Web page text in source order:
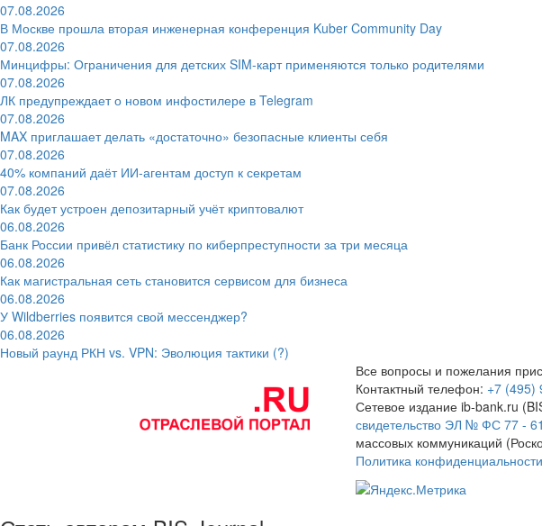
07.08.2026
В Москве прошла вторая инженерная конференция Kuber Community Day
07.08.2026
Минцифры: Ограничения для детских SIM-карт применяются только родителями
07.08.2026
ЛК предупреждает о новом инфостилере в Telegram
07.08.2026
MAX приглашает делать «достаточно» безопасные клиенты себя
07.08.2026
40% компаний даёт ИИ‑агентам доступ к секретам
07.08.2026
Как будет устроен депозитарный учёт криптовалют
06.08.2026
Банк России привёл статистику по киберпреступности за три месяца
06.08.2026
Как магистральная сеть становится сервисом для бизнеса
06.08.2026
У Wildberries появится свой мессенджер?
06.08.2026
Новый раунд РКН vs. VPN: Эволюция тактики (?)
Все вопросы и пожелания
Контактный телефон: +7 (495)
Сетевое издание ib-bank.ru
свидетельство ЭЛ № ФС 77 -
массовых коммуникаций
Политика конфиденциальности